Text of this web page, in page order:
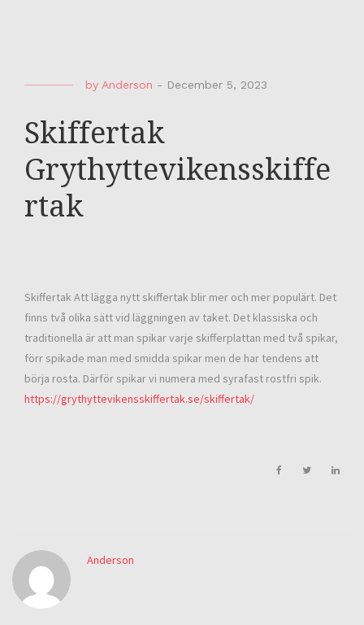
by Anderson - December 5, 2023
Skiffertak
Grythyttevikensskiffe
rtak
Skiffertak Att lägga nytt skiffertak blir mer och mer populärt. Det
finns två olika sätt vid läggningen av taket. Det klassiska och
traditionella är att man spikar varje skifferplattan med två spikar,
förr spikade man med smidda spikar men de har tendens att
börja rosta. Därför spikar vi numera med syrafast rostfri spik.
https://grythyttevikensskiffertak.se/skiffertak/
Anderson